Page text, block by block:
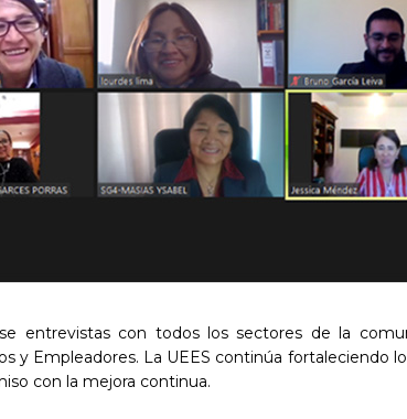
entrevistas con todos los sectores de la
y Empleadores. La UEES continúa fortaleciendo
con la mejora continua.